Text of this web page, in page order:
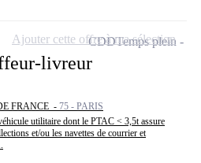
livreur
FRANCE - 75 - PARIS
utilitaire dont le PTAC < 3,5t assure
et/ou les navettes de courrier et
CDDTemps plein
Ajouter cette offre à ma sélection